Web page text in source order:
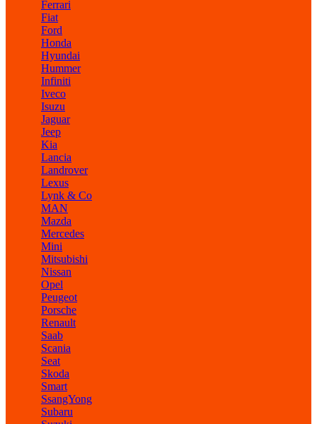
Ferrari
Fiat
Ford
Honda
Hyundai
Hummer
Infiniti
Iveco
Isuzu
Jaguar
Jeep
Kia
Lancia
Landrover
Lexus
Lynk & Co
MAN
Mazda
Mercedes
Mini
Mitsubishi
Nissan
Opel
Peugeot
Porsche
Renault
Saab
Scania
Seat
Skoda
Smart
SsangYong
Subaru